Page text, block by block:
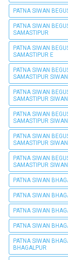
PATNA SIWAN
PATNA SIWAN
SAMASTIPUR
PATNA SIWAN
SAMASTIPUR E
PATNA SIWAN
SAMASTIPUR SIWAN
PATNA SIWAN
SAMASTIPUR
PATNA SIWAN
SAMASTIPUR
PATNA SIWAN
SAMASTIPUR
PATNA SIWAN
SAMASTIPUR
PATNA SIWAN
PATNA SIWAN
PATNA SIWAN
PATNA SIWAN
PATNA SIWAN
BHAGALPUR